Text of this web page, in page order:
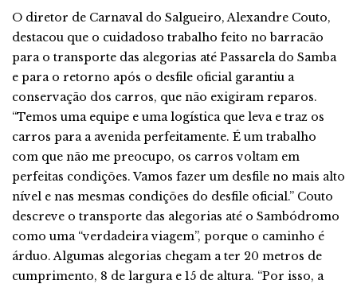
O diretor de Carnaval do Salgueiro, Alexandre Couto,
destacou que o cuidadoso trabalho feito no barracão
para o transporte das alegorias até Passarela do Samba
e para o retorno após o desfile oficial garantiu a
conservação dos carros, que não exigiram reparos.
“Temos uma equipe e uma logística que leva e traz os
carros para a avenida perfeitamente. É um trabalho
com que não me preocupo, os carros voltam em
perfeitas condições. Vamos fazer um desfile no mais alto
nível e nas mesmas condições do desfile oficial.” Couto
descreve o transporte das alegorias até o Sambódromo
como uma “verdadeira viagem”, porque o caminho é
árduo. Algumas alegorias chegam a ter 20 metros de
cumprimento, 8 de largura e 15 de altura. “Por isso, a